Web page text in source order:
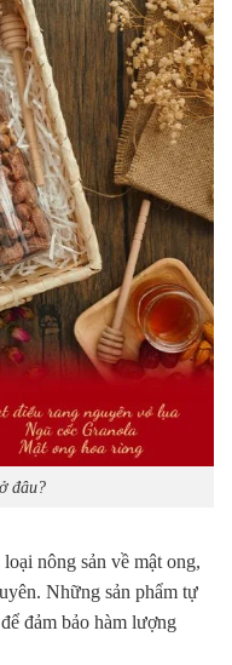
đâu?
nông sản về mật ong,
Những sản phẩm tự
đảm bảo hàm lượng